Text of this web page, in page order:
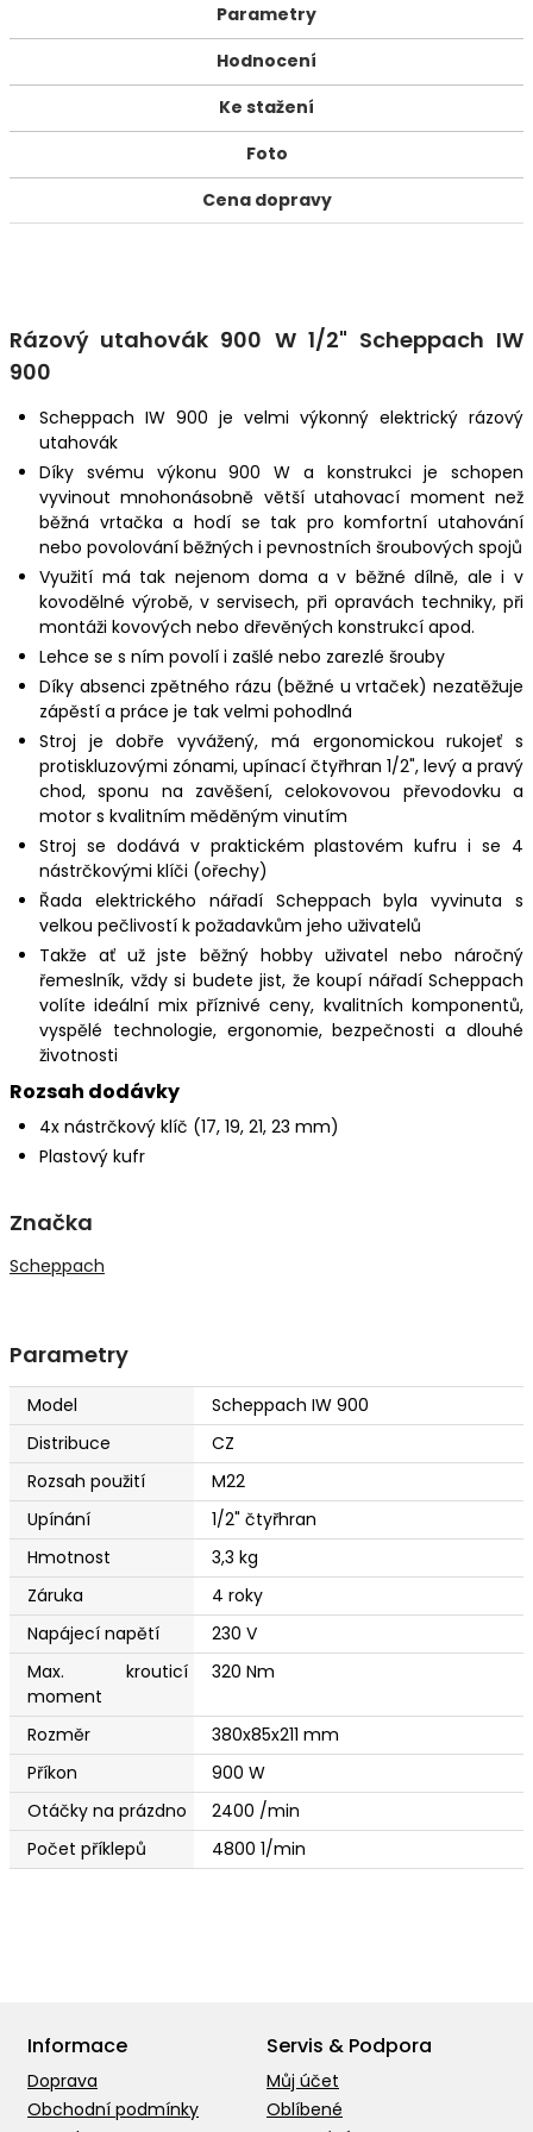
Parametry
Hodnocení
Ke stažení
Foto
Cena dopravy
Rázový utahovák 900 W 1/2" Scheppach IW
900
Scheppach IW 900 je velmi výkonný elektrický rázový
utahovák
Díky svému výkonu 900 W a konstrukci je schopen
vyvinout mnohonásobně větší utahovací moment než
běžná vrtačka a hodí se tak pro komfortní utahování
nebo povolování běžných i pevnostních šroubových spojů
Využití má tak nejenom doma a v běžné dílně, ale i v
kovodělné výrobě, v servisech, při opravách techniky, při
montáži kovových nebo dřevěných konstrukcí apod.
Lehce se s ním povolí i zašlé nebo zarezlé šrouby
Díky absenci zpětného rázu (běžné u vrtaček) nezatěžuje
zápěstí a práce je tak velmi pohodlná
Stroj je dobře vyvážený, má ergonomickou rukojeť s
protiskluzovými zónami, upínací čtyřhran 1/2", levý a pravý
chod, sponu na zavěšení, celokovovou převodovku a
motor s kvalitním měděným vinutím
Stroj se dodává v praktickém plastovém kufru i se 4
nástrčkovými klíči (ořechy)
Řada elektrického nářadí Scheppach byla vyvinuta s
velkou pečlivostí k požadavkům jeho uživatelů
Takže ať už jste běžný hobby uživatel nebo náročný
řemeslník, vždy si budete jist, že koupí nářadí Scheppach
volíte ideální mix příznivé ceny, kvalitních komponentů,
vyspělé technologie, ergonomie, bezpečnosti a dlouhé
životnosti
Rozsah dodávky
4x nástrčkový klíč (17, 19, 21, 23 mm)
Plastový kufr
Značka
Scheppach
Parametry
Model
Scheppach IW 900
Distribuce
CZ
Rozsah použití
M22
Upínání
1/2" čtyřhran
Hmotnost
3,3 kg
Záruka
4 roky
Napájecí napětí
230 V
Max. krouticí
moment
320 Nm
Rozměr
380x85x211 mm
Příkon
900 W
Otáčky na prázdno
2400 /min
Počet příklepů
4800 1/min
Informace
Doprava
Obchodní podmínky
Servis & Podpora
Můj účet
Oblíbené